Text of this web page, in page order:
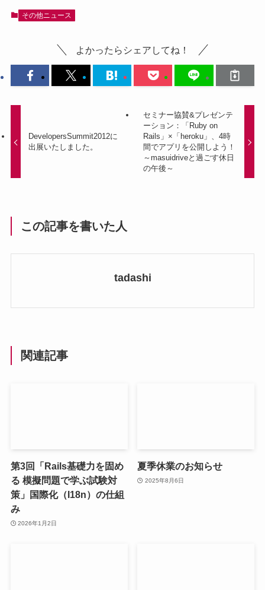
その他ニュース
よかったらシェアしてね！
DevelopersSummit2012に
出展いたしました。
セミナー協賛&プレゼンテ
ーション：「Ruby on
Rails」×「heroku」、4時
間でアプリを公開しよう！
～masuidriveと過ごす休日
の午後～
この記事を書いた人
tadashi
関連記事
第3回「Rails基礎力を固め
る 模擬問題で学ぶ試験対
策」国際化（I18n）の仕組
み
2026年1月2日
夏季休業のお知らせ
2025年8月6日